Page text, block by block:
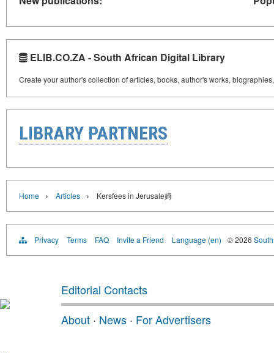
ELIB.CO.ZA - South African Digital Library
Create your author's collection of articles, books, author's works,
LIBRARY PARTNERS
Home › Articles › Kersfees in Jerusale姆
Privacy Terms FAQ Invite a Friend Language (en) © 2026
Editorial Contacts
About · News · For Advertisers